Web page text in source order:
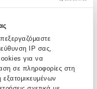
IP σας,
για να
σε πληροφορίες στη
σχεδιάκια, σε
χρώματα τους. Έχουν
έτσι ώστε να
παιχνίδια τους και να
λιτά και απέριττα με την
Τα Diamond kids είναι